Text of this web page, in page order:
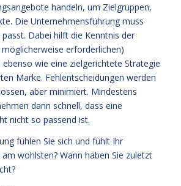
handeln, um Zielgruppen,
Die Unternehmensführung muss
Dabei hilft die Kenntnis der
erforderlichen)
wie eine zielgerichtete Strategie
Marke. Fehlentscheidungen werden
aber minimiert. Mindestens
dann schnell, dass eine
nicht so passend ist.
fühlen Sie sich und fühlt Ihr
wohlsten? Wann haben Sie zuletzt